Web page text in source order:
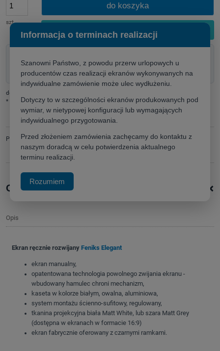
szt.
do koszyka
Skontaktuj się z doradcą
Pomoc w doborze rozwiązania
Szybka wycena dla firm i instytucji
dodaj do przechowalni
* - Pole wymagane
Producent:
zapytaj o produkt
poleć znajomemu
Opis produktu +
Opis
Ekran ręcznie rozwijany Feniks Elegant
ekran manualny,
opatentowana technologia powolnego zwijania ekranu -
wbudowany hamulec chroni mechanizm,
kaseta w kolorze białym, owalna, aluminiowa,
system montażu ścienno-sufitowy, regulowany,
tkanina projekcyjna biała Matt White, lub szara Matt Grey
(dostępna w ekranach w formacie 16:9)
ekran fabrycznie oferowany z czarnymi ramkami.
Informacja o terminach realizacji
Szanowni Państwo, z powodu przerw urlopowych u
producentów czas realizacji ekranów wykonywanych na
indywidualne zamówienie może ulec wydłużeniu.
Dotyczy to w szczególności ekranów produkowanych pod
wymiar, w nietypowej konfiguracji lub wymagających
indywidualnego przygotowania.
Przed złożeniem zamówienia zachęcamy do kontaktu z
naszym doradcą w celu potwierdzenia aktualnego
terminu realizacji.
Rozumiem